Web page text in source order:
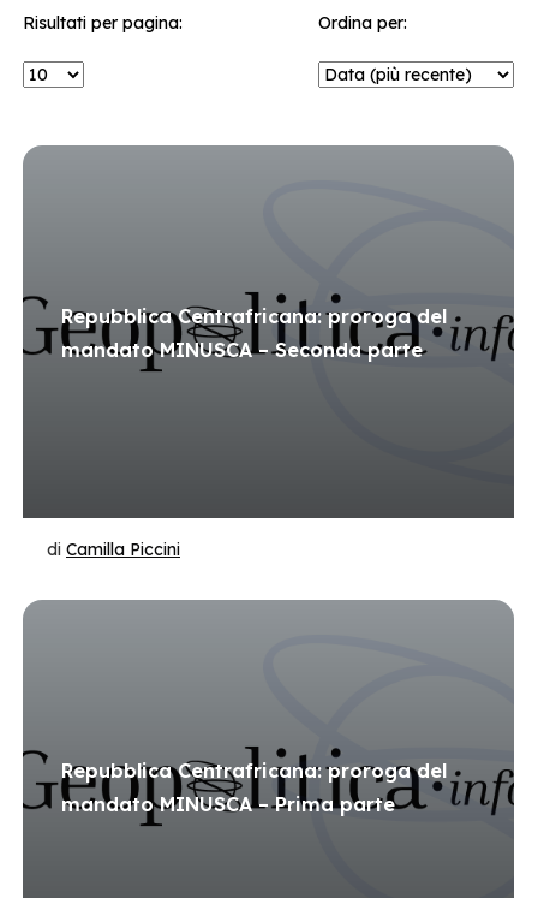
Risultati per pagina: Ordina per:
Repubblica Centrafricana: proroga del
mandato MINUSCA – Seconda parte
di Camilla Piccini
Repubblica Centrafricana: proroga del
mandato MINUSCA – Prima parte